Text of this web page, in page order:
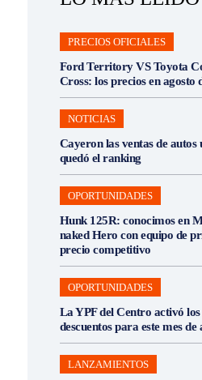
PRECIOS OFICIALES
Ford Territory VS Toyota
Cross: los precios en agosto
NOTICIAS
Cayeron las ventas de autos
quedó el ranking
OPORTUNIDADES
Hunk 125R: conocimos en
naked Hero con equipo de
precio competitivo
OPORTUNIDADES
La YPF del Centro activó los
descuentos para este mes de
LANZAMIENTOS